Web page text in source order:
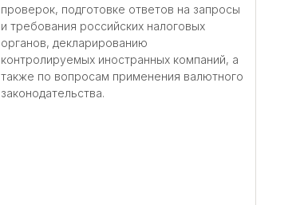
проверок, подготовке ответов на запросы
и требования российских налоговых
органов, декларированию
контролируемых иностранных компаний, а
также по вопросам применения валютного
законодательства.